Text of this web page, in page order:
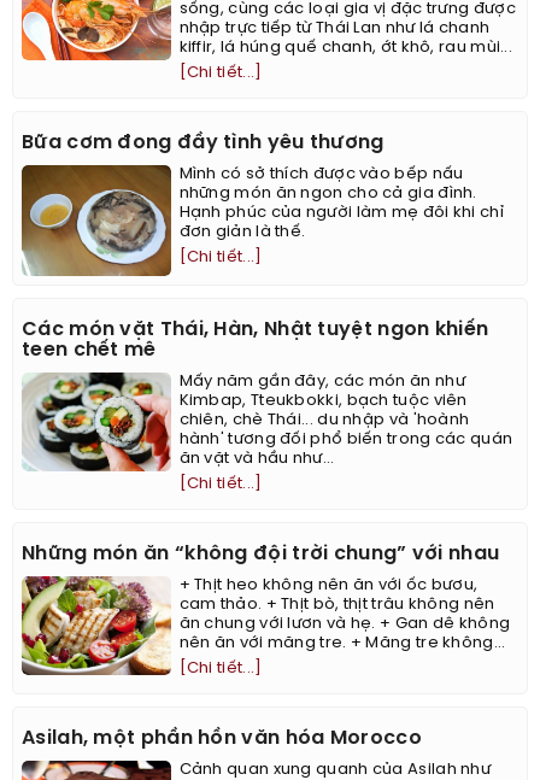
sống, cùng các loại gia vị đặc trưng được
nhập trực tiếp từ Thái Lan như lá chanh
kiffir, lá húng quế chanh, ớt khô, rau mùi...
[Chi tiết...]
Bữa cơm đong đầy tình yêu thương
Mình có sở thích được vào bếp nấu
những món ăn ngon cho cả gia đình.
Hạnh phúc của người làm mẹ đôi khi chỉ
đơn giản là thế.
[Chi tiết...]
Các món vặt Thái, Hàn, Nhật tuyệt ngon khiến
teen chết mê
Mấy năm gần đây, các món ăn như
Kimbap, Tteukbokki, bạch tuộc viên
chiên, chè Thái... du nhập và 'hoành
hành' tương đối phổ biến trong các quán
ăn vặt và hầu như...
[Chi tiết...]
Những món ăn “không đội trời chung” với nhau
+ Thịt heo không nên ăn với ốc bươu,
cam thảo. + Thịt bò, thịt trâu không nên
ăn chung với lươn và hẹ. + Gan dê không
nên ăn với măng tre. + Măng tre không...
[Chi tiết...]
Asilah, một phần hồn văn hóa Morocco
Cảnh quan xung quanh của Asilah như